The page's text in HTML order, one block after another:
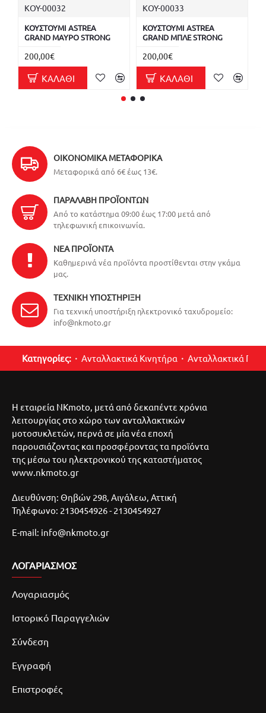
ΚΟΥ-00032
ΚΟΥΣΤΟΥΜΙ ASTREA
GRAND ΜΑΥΡΟ STRONG
200,00€
ΚΑΛΆΘΙ
ΚΟΥ-00033
ΚΟΥΣΤΟΥΜΙ ASTREA
GRAND ΜΠΛΕ STRONG
200,00€
ΚΑΛΆΘΙ
ΟΙΚΟΝΟΜΙΚΆ ΜΕΤΑΦΟΡΙΚΆ
Μεταφορικά από 6€ έως 13€.
ΠΑΡΑΛΑΒΉ ΠΡΟΪΌΝΤΩΝ
Από το κατάστημα 09:00 έως 17:00 μετά από
τηλεφωνική επικοινωνία.
ΝΈΑ ΠΡΟΪΌΝΤΑ
Καθημερινά νέα προϊόντα προστίθενται στην γκάμα
μας.
ΤΕΧΝΙΚΉ ΥΠΟΣΤΉΡΙΞΗ
Για τεχνική υποστήριξη ηλεκτρονικό ταχυδρομείο:
info@nkmoto.gr
Κατηγορίες: Ανταλλακτικά Κινητήρα Ανταλλακτικά
Η εταιρεία NKmoto, μετά από δεκαπέντε χρόνια
λειτουργίας στο χώρο των ανταλλακτικών
μοτοσυκλετών, περνά σε μία νέα εποχή
παρουσιάζοντας και προσφέροντας τα προϊόντα
της μέσω του ηλεκτρονικού της καταστήματος
www.nkmoto.gr
Διευθύνση: Θηβών 298, Αιγάλεω, Αττική
Τηλέφωνο: 2130454926 - 2130454927
E-mail: info@nkmoto.gr
ΛΟΓΑΡΙΑΣΜΌΣ
Λογαριασμός
Ιστορικό Παραγγελιών
Σύνδεση
Εγγραφή
Επιστροφές